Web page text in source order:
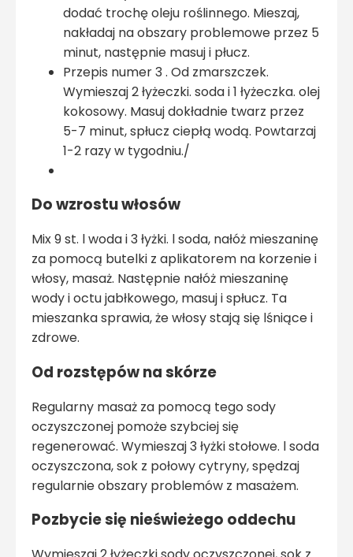
dodać trochę oleju roślinnego. Mieszaj,
nakładaj na obszary problemowe przez 5
minut, następnie masuj i płucz.
Przepis numer 3 . Od zmarszczek.
Wymieszaj 2 łyżeczki. soda i 1 łyżeczka. olej
kokosowy. Masuj dokładnie twarz przez
5-7 minut, spłucz ciepłą wodą. Powtarzaj
1-2 razy w tygodniu./
Do wzrostu włosów
Mix 9 st. l woda i 3 łyżki. l soda, nałóż mieszaninę
za pomocą butelki z aplikatorem na korzenie i
włosy, masaż. Następnie nałóż mieszaninę
wody i octu jabłkowego, masuj i spłucz. Ta
mieszanka sprawia, że ​​włosy stają się lśniące i
zdrowe.
Od rozstępów na skórze
Regularny masaż za pomocą tego sody
oczyszczonej pomoże szybciej się
regenerować. Wymieszaj 3 łyżki stołowe. l soda
oczyszczona, sok z połowy cytryny, spędzaj
regularnie obszary problemów z masażem.
Pozbycie się nieświeżego oddechu